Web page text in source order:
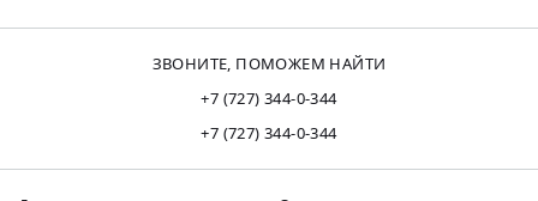
ЗВОНИТЕ, ПОМОЖЕМ НАЙТИ
+7 (727) 344-0-344
+7 (727) 344-0-344